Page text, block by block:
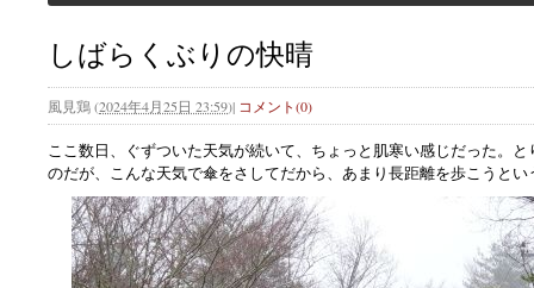
しばらくぶりの快晴
風見鶏(2024年4月25日 23:59)| コメント(0)
ここ数日、ぐずついた天気が続いて、ちょっと肌寒い感じだった。
のだが、こんな天気で傘をさしてだから、あまり長距離を歩こうと